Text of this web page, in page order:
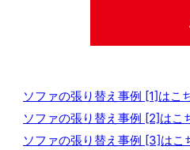
ソファの張り替え事例 [1]はこ
ソファの張り替え事例 [2]はこ
ソファの張り替え事例 [3]はこ